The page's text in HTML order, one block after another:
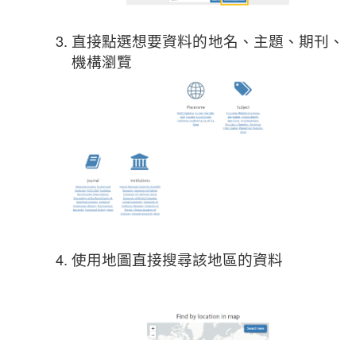
直接點選想要資料的地名、主題、期刊、
機構瀏覽
使用地圖直接搜尋該地區的資料